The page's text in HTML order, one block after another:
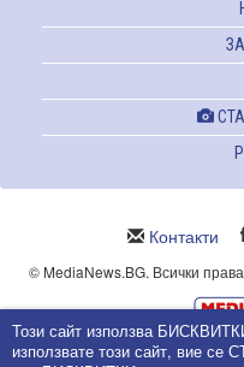
Контакти
© MediaNews.BG. Всички
Powered and
Този сайт използва
използвате този сайт, вие